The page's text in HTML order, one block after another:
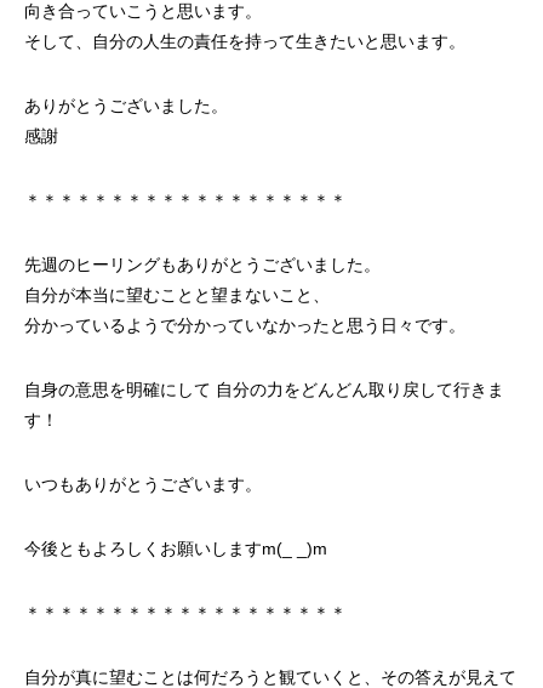
向き合っていこうと思います。
そして、自分の人生の責任を持って生きたいと思います。
ありがとうございました。
感謝
＊＊＊＊＊＊＊＊＊＊＊＊＊＊＊＊＊＊＊
先週のヒーリングもありがとうございました。
自分が本当に望むことと望まないこと、
分かっているようで分かっていなかったと思う日々です。
自身の意思を明確にして 自分の力をどんどん取り戻して行きま
す！
いつもありがとうございます。
今後ともよろしくお願いしますm(_ _)m
＊＊＊＊＊＊＊＊＊＊＊＊＊＊＊＊＊＊＊
自分が真に望むことは何だろうと観ていくと、その答えが見えて